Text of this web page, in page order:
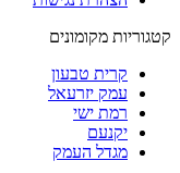
קטגוריות מקומונים
קרית טבעון
עמק יזרעאל
רמת ישי
יקנעם
מגדל העמק